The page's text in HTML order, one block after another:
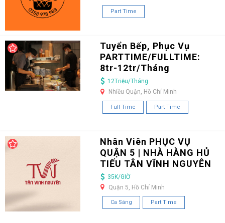
Part Time
Tuyển Bếp, Phục Vụ
PARTTIME/FULLTIME:
8tr-12tr/Tháng
12Triệu/Tháng
Nhiều Quận, Hồ Chí Minh
Full Time Part Time
Nhân Viên PHỤC VỤ
QUẬN 5 | NHÀ HÀNG HỦ
TIẾU TÂN VĨNH NGUYÊN
35K/GIỜ
Quận 5, Hồ Chí Minh
Ca Sáng Part Time